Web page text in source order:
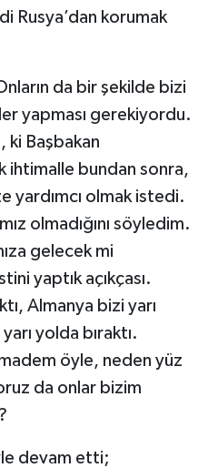
Rusya’dan korumak
da bir şekilde bizi
yapması gerekiyordu.
ki Başbakan
ihtimalle bundan sonra,
yardımcı olmak istedi.
olmadığını söyledim.
gelecek mi
yaptık açıkçası.
Almanya bizi yarı
yolda bıraktı.
öyle, neden yüz
da onlar bizim
devam etti;